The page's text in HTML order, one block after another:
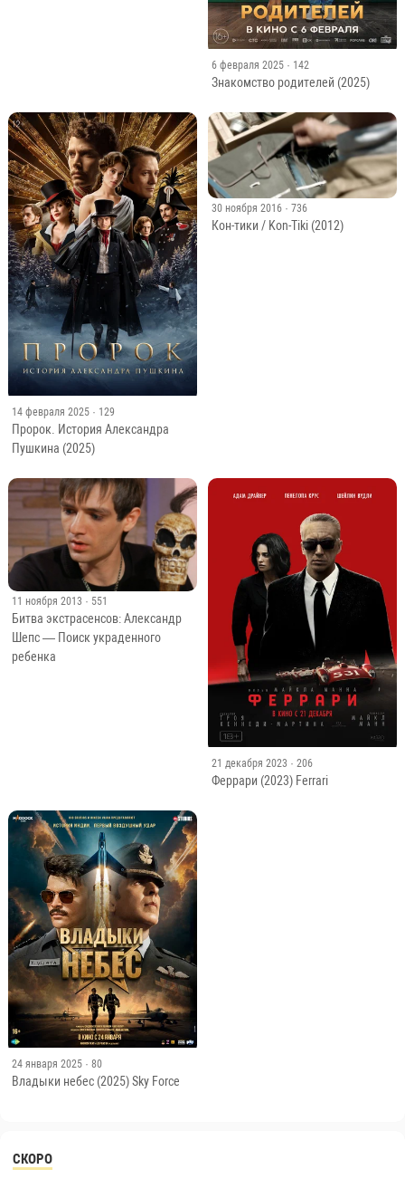
6 февраля 2025 · 142
Знакомство родителей (2025)
14 февраля 2025 · 129
Пророк. История Александра
Пушкина (2025)
30 ноября 2016 · 736
Кон-тики / Kon-Tiki (2012)
11 ноября 2013 · 551
Битва экстрасенсов: Александр
Шепс — Поиск украденного
ребенка
21 декабря 2023 · 206
Феррари (2023) Ferrari
24 января 2025 · 80
Владыки небес (2025) Sky Force
СКОРО